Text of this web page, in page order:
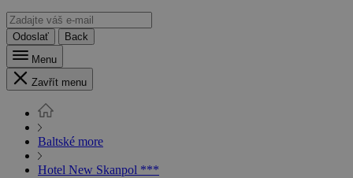
Odoslať
Back
Menu
Zavřít menu
Baltské more
Hotel New Skanpol ***